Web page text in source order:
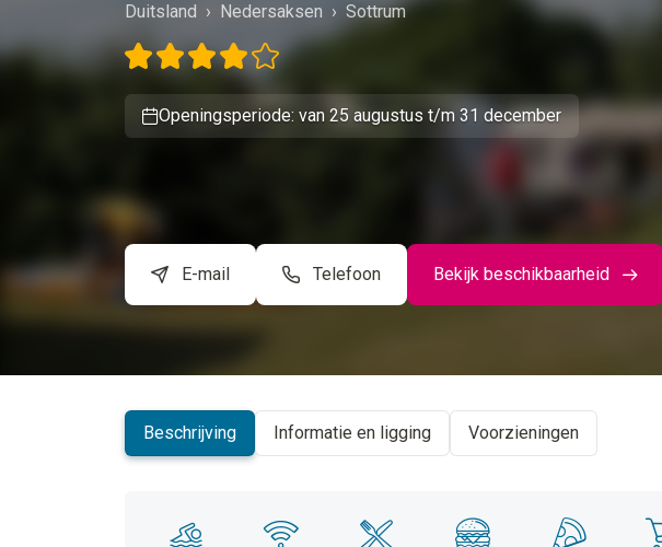
Duitsland › Nedersaksen › Sottrum
Openingsperiode: van 25 augustus t/m 31 december
E-mail Telefoon Bekijk beschikbaarheid
Beschrijving Informatie en ligging Voorzieningen